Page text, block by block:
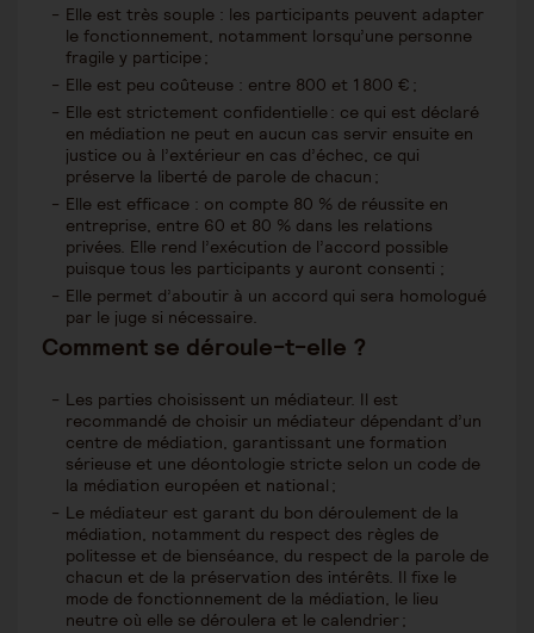
Elle est très souple : les participants peuvent adapter
le fonctionnement, notamment lorsqu’une personne
fragile y participe ;
Elle est peu coûteuse : entre 800 et 1 800 € ;
Elle est strictement confidentielle : ce qui est déclaré
en médiation ne peut en aucun cas servir ensuite en
justice ou à l’extérieur en cas d’échec, ce qui
préserve la liberté de parole de chacun ;
Elle est efficace : on compte 80 % de réussite en
entreprise, entre 60 et 80 % dans les relations
privées. Elle rend l’exécution de l’accord possible
puisque tous les participants y auront consenti ;
Elle permet d’aboutir à un accord qui sera homologué
par le juge si nécessaire.
Comment se déroule-t-elle ?
Les parties choisissent un médiateur. Il est
recommandé de choisir un médiateur dépendant d’un
centre de médiation, garantissant une formation
sérieuse et une déontologie stricte selon un code de
la médiation européen et national ;
Le médiateur est garant du bon déroulement de la
médiation, notamment du respect des règles de
politesse et de bienséance, du respect de la parole de
chacun et de la préservation des intérêts. Il fixe le
mode de fonctionnement de la médiation, le lieu
neutre où elle se déroulera et le calendrier ;